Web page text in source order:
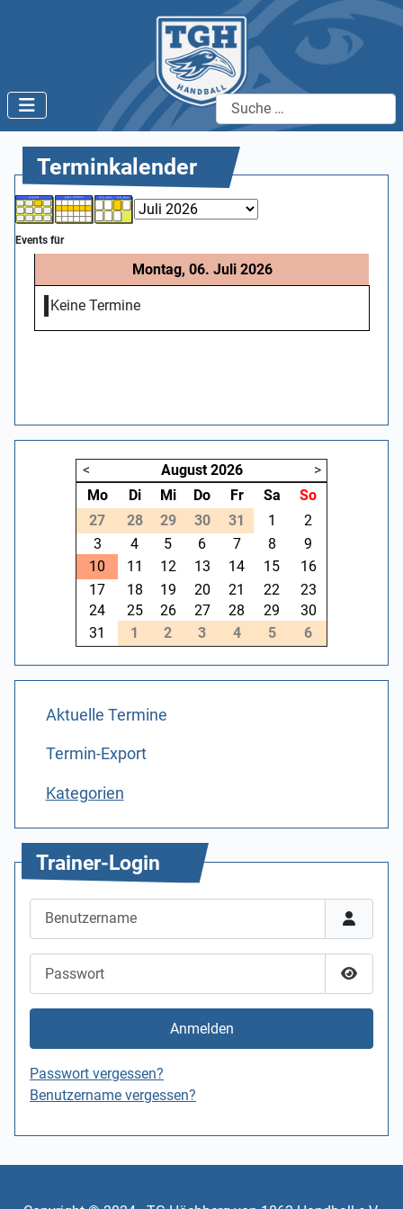
Suchen
Terminkalender
Events für
Montag, 06. Juli 2026
Keine Termine
< August 2026
>
Mo
Di Mi Do Fr Sa
So
27
28 29 30 31 1
2
3
4 5 6 7 8
9
10
11 12 13 14 15
16
17
18 19 20 21 22
23
24
25 26 27 28 29
30
31
1 2 3 4 5 6
Aktuelle Termine
Termin-Export
Kategorien
Trainer-Login
Anmelden
Passwort vergessen?
Benutzername vergessen?